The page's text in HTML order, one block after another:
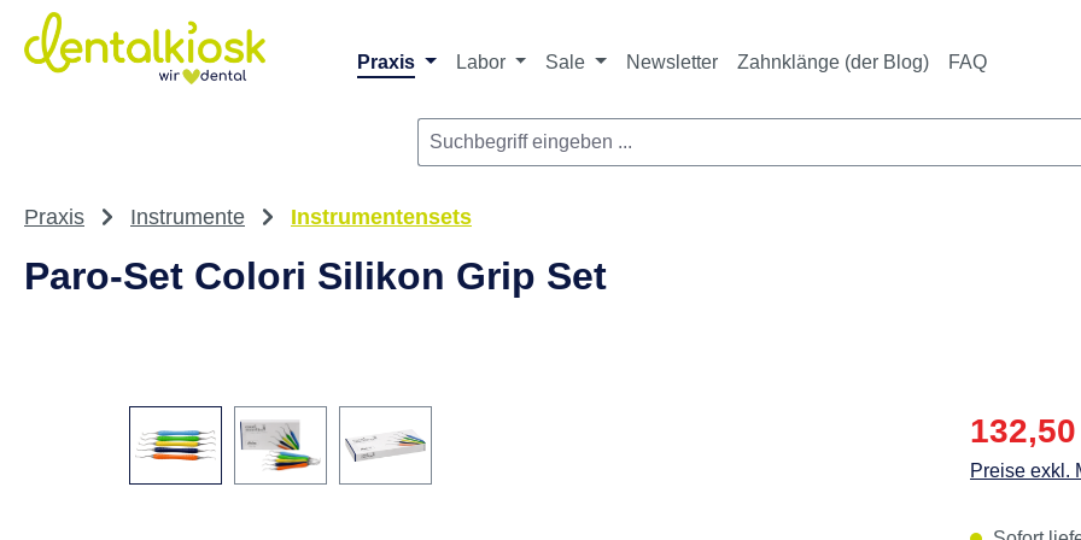
Hauptinhalt springen
Zur Suche springen
Zur Hauptnavigation springen
Praxis Labor Sale Newsletter Zahnklänge (der Blog) FAQ
Praxis Instrumente Instrumentensets
Paro-Set Colori Silikon Grip Set
Preise exkl.